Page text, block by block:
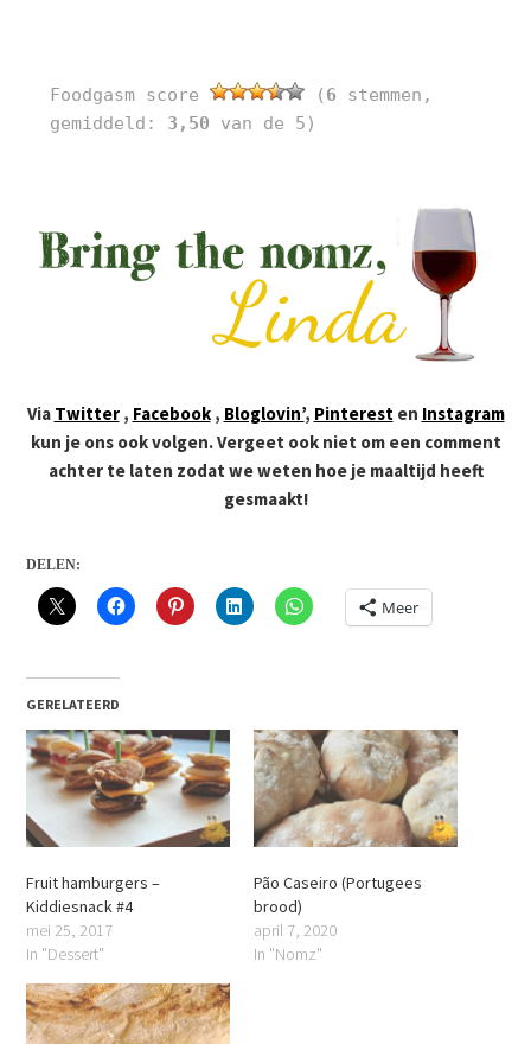
Foodgasm score ( 6 stemmen,
gemiddeld: 3,50 van de 5)
Via Twitter, Facebook, Bloglovin’, Pinteresten Instagram
kun je ons ook volgen. Vergeet ook niet om een comment
achter te laten zodat we weten hoe je maaltijd heeft
gesmaakt!
DELEN:
Meer
GERELATEERD
Fruit hamburgers –
Kiddiesnack #4
mei 25, 2017
In "Dessert"
Pão Caseiro (Portugees
brood)
april 7, 2020
In "Nomz"